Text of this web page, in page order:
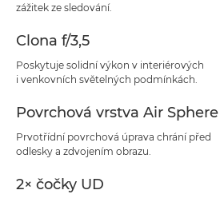
zážitek ze sledování.
Clona f/3,5
Poskytuje solidní výkon v interiérových
i venkovních světelných podmínkách.
Povrchová vrstva Air Sphere
Prvotřídní povrchová úprava chrání před
odlesky a zdvojením obrazu.
2× čočky UD